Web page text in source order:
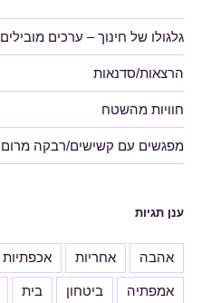
גלגולו של חינוך – ערכים מובילים
הרצאות/סדנאות
חוויות מהשטח
מפגשים עם קשישים/רבקה מרום
ענן תגיות
אהבה אחריות אכפתיות
אמפתיה ביטחון בית